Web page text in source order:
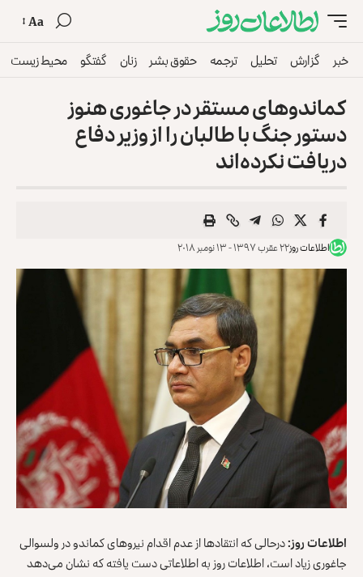
Aa
خبر گزارش تحلیل ترجمه حقوق بشر زنان گفتگو محیط زیست
کماندوهای مستقر در جاغوری هنوز
دستور جنگ با طالبان را از وزیر دفاع
دریافت نکرده‌اند
اطلاعات روز۲۲ عقرب ۱۳۹۷ - ۱۳ نومبر ۲۰۱۸
اطلاعات روز:درحالی که انتقادها از عدم اقدام نیروهای کماندو در ولسوالی
جاغوری زیاد است، اطلاعات روز به اطلاعاتی دست یافته که نشان می‌دهد